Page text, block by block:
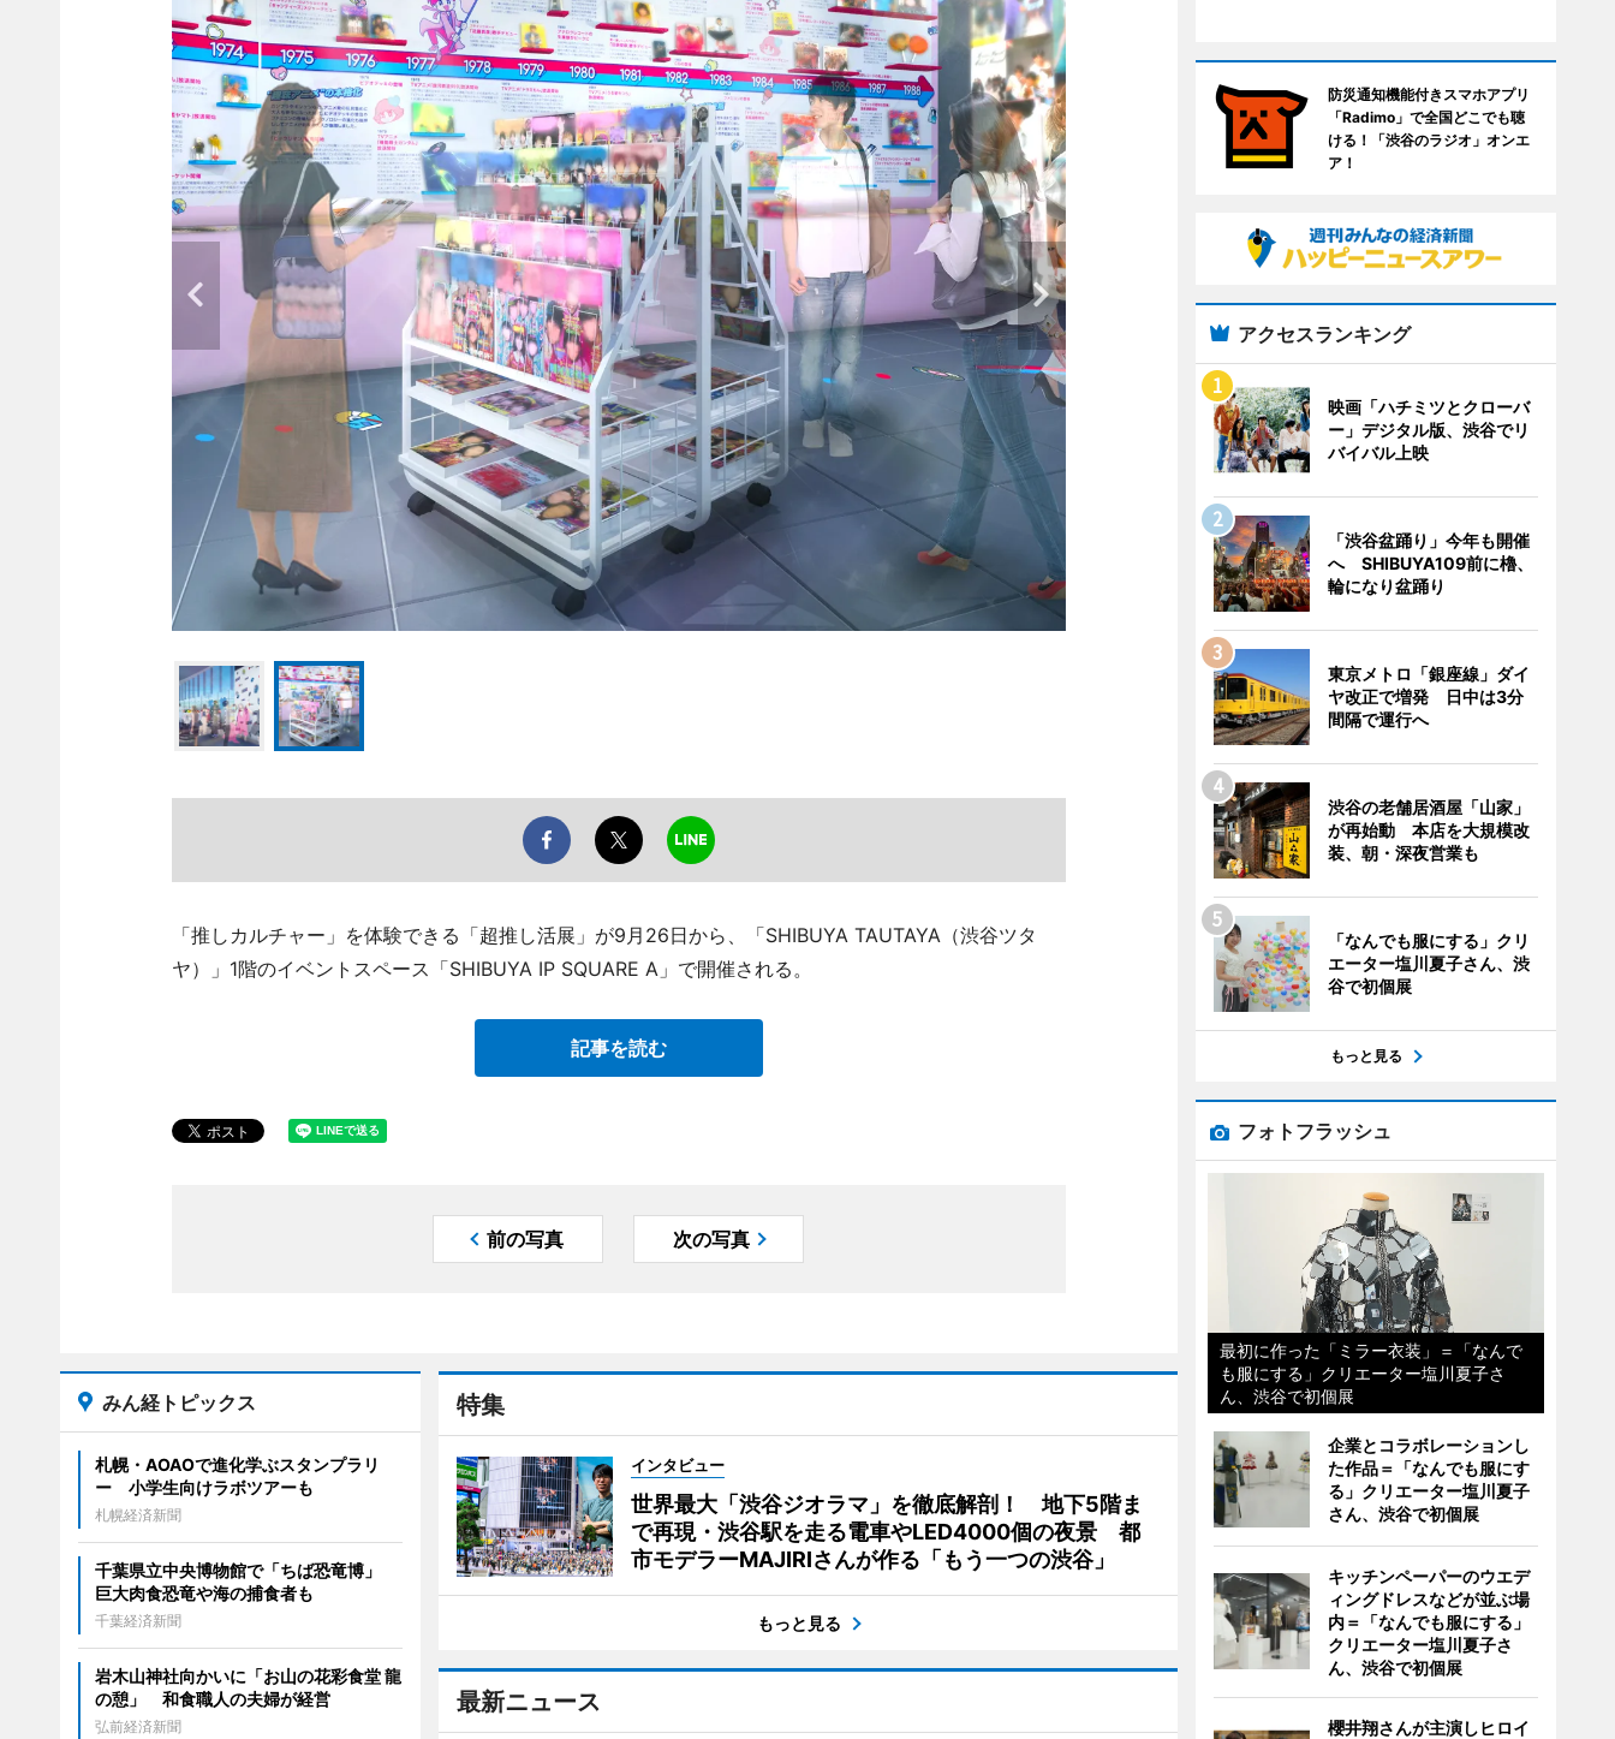
「推しカルチャー」を体験できる「超推し活展」が9月26日から、「SHIBUYA TAUTAYA（渋谷ツタ
ヤ）」1階のイベントスペース「SHIBUYA IP SQUARE A」で開催される。
記事を読む
前の写真 次の写真
特集
インタビュー
世界最大「渋谷ジオラマ」を徹底解剖！ 地下5階ま
で再現・渋谷駅を走る電車やLED4000個の夜景 都
市モデラーMAJIRIさんが作る「もう一つの渋谷」
もっと見る
最新ニュース
みん経トピックス
札幌・AOAOで進化学ぶスタンプラリ
ー 小学生向けラボツアーも
札幌経済新聞
千葉県立中央博物館で「ちば恐竜博」
巨大肉食恐竜や海の捕食者も
千葉経済新聞
岩木山神社向かいに「お山の花彩食堂 龍
の憩」 和食職人の夫婦が経営
弘前経済新聞
防災通知機能付きスマホアプリ
「Radimo」で全国どこでも聴
ける！「渋谷のラジオ」オンエ
ア！
アクセスランキング
映画「ハチミツとクローバ
ー」デジタル版、渋谷でリ
バイバル上映
「渋谷盆踊り」今年も開催
へ SHIBUYA109前に櫓、
輪になり盆踊り
東京メトロ「銀座線」ダイ
ヤ改正で増発 日中は3分
間隔で運行へ
渋谷の老舗居酒屋「山家」
が再始動 本店を大規模改
装、朝・深夜営業も
「なんでも服にする」クリ
エーター塩川夏子さん、渋
谷で初個展
もっと見る
フォトフラッシュ
最初に作った「ミラー衣装」＝「なんで
も服にする」クリエーター塩川夏子さ
ん、渋谷で初個展
企業とコラボレーションし
た作品＝「なんでも服にす
る」クリエーター塩川夏子
さん、渋谷で初個展
キッチンペーパーのウエデ
ィングドレスなどが並ぶ場
内＝「なんでも服にする」
クリエーター塩川夏子さ
ん、渋谷で初個展
櫻井翔さんが主演しヒロイ